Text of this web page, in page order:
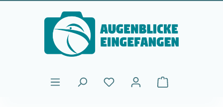
Saltar al contenido principal
El carrito de